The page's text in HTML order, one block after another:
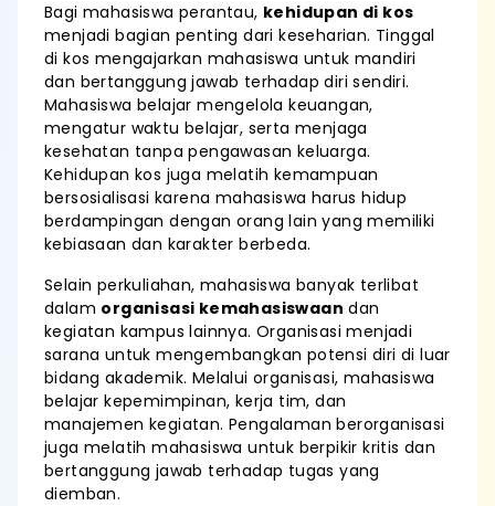
Bagi mahasiswa perantau, kehidupan di kos
menjadi bagian penting dari keseharian. Tinggal
di kos mengajarkan mahasiswa untuk mandiri
dan bertanggung jawab terhadap diri sendiri.
Mahasiswa belajar mengelola keuangan,
mengatur waktu belajar, serta menjaga
kesehatan tanpa pengawasan keluarga.
Kehidupan kos juga melatih kemampuan
bersosialisasi karena mahasiswa harus hidup
berdampingan dengan orang lain yang memiliki
kebiasaan dan karakter berbeda.
Selain perkuliahan, mahasiswa banyak terlibat
dalam organisasi kemahasiswaan dan
kegiatan kampus lainnya. Organisasi menjadi
sarana untuk mengembangkan potensi diri di luar
bidang akademik. Melalui organisasi, mahasiswa
belajar kepemimpinan, kerja tim, dan
manajemen kegiatan. Pengalaman berorganisasi
juga melatih mahasiswa untuk berpikir kritis dan
bertanggung jawab terhadap tugas yang
diemban.